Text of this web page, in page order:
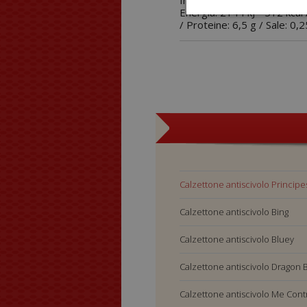
Energia: 2144 kJ - 512
/ Proteine: 6,5 g / Sale:
Calzettone antiscivolo
Calzettone antiscivolo Bing
Calzettone antiscivolo Bluey
Calzettone antiscivolo Dragon
Calzettone antiscivolo Me
Calzettone
Alysel